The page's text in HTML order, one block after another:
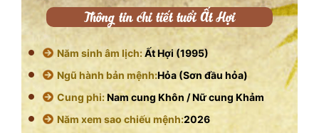
Thông tin chi tiết tuổi Ất Hợi
Năm sinh âm lịch:Ất Hợi (1995)
Ngũ hành bản mệnh:Hỏa (Sơn đầu hỏa)
Cung phi:Nam cung Khôn / Nữ cung Khảm
Năm xem sao chiếu mệnh:2026